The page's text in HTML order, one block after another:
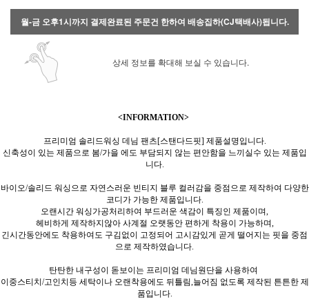
월-금 오후1시까지 결제완료된 주문건 한하여 배송집하(CJ택배사)됩니다.
상세 정보를 확대해 보실 수 있습니다.
<INFORMATION>
프리미엄 솔리드워싱 데님 팬츠[스탠다드핏] 제품설명입니다.
신축성이 있는 제품으로 봄/가을 에도 부담되지 않는 편안함을 느끼실수 있는 제품입
니다.
바이오/솔리드 워싱으로 자연스러운 빈티지 블루 컬러감을 중점으로 제작하여 다양한
코디가 가능한 제품입니다.
오랜시간 워싱가공처리하여 부드러운 색감이 특징인 제품이며,
헤비하게 제작하지않아 사계절 오랫동안 편하게 착용이 가능하며,
긴시간동안에도 착용하여도 구김없이 고정되어 고시감있게 곧게 떨어지는 핏을 중점
으로 제작하였습니다.
탄탄한 내구성이 돋보이는 프리미엄 데님원단을 사용하여
이중스티치/고인치등 세탁이나 오랜착용에도 뒤틀림,늘어짐 없도록 제작된 튼튼한 제
품입니다.